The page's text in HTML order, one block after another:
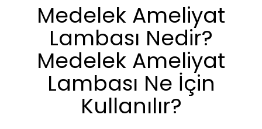
Medelek Ameliyat
Lambası Nedir?
Medelek Ameliyat
Lambası Ne İçin
Kullanılır?